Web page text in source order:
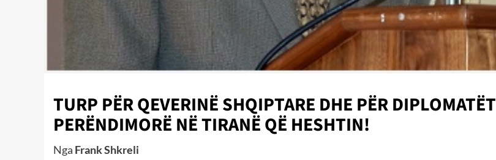
TURP PËR QEVERINË SHQIPTARE DHE PËR DIPLOMATËT
PERËNDIMORË NË TIRANË QË HESHTIN!
Nga Frank Shkreli